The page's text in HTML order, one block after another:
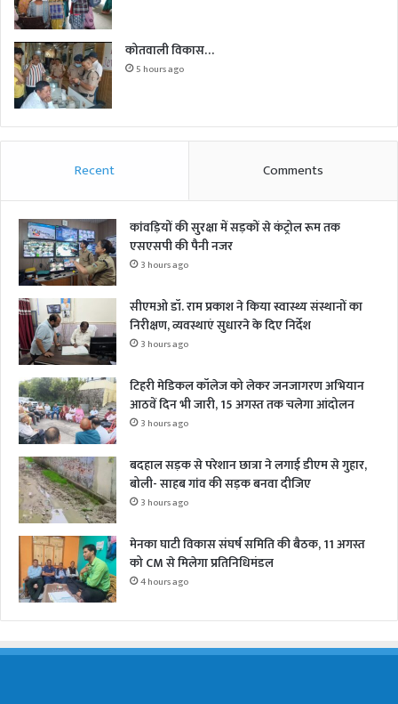
कोतवाली विकास…
5 hours ago
Recent Comments
कांवड़ियों की सुरक्षा में सड़कों से कंट्रोल रूम तक
एसएसपी की पैनी नजर
3 hours ago
सीएमओ डॉ. राम प्रकाश ने किया स्वास्थ्य संस्थानों का
निरीक्षण, व्यवस्थाएं सुधारने के दिए निर्देश
3 hours ago
टिहरी मेडिकल कॉलेज को लेकर जनजागरण अभियान
आठवें दिन भी जारी, 15 अगस्त तक चलेगा आंदोलन
3 hours ago
बदहाल सड़क से परेशान छात्रा ने लगाई डीएम से गुहार,
बोली- साहब गांव की सड़क बनवा दीजिए
3 hours ago
मेनका घाटी विकास संघर्ष समिति की बैठक, 11 अगस्त
को CM से मिलेगा प्रतिनिधिमंडल
4 hours ago